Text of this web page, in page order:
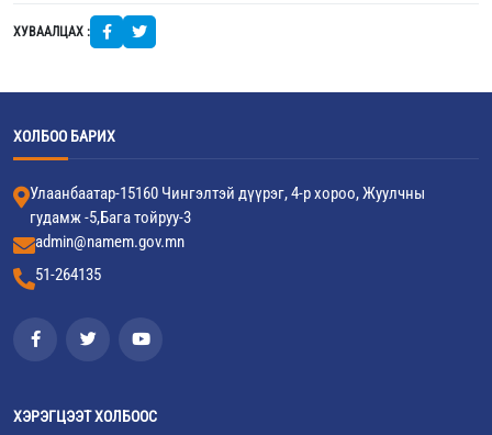
ХУВААЛЦАХ :
ХОЛБОО БАРИХ
Улаанбаатар-15160 Чингэлтэй дүүрэг, 4-р хороо, Жуулчны
гудамж -5,Бага тойруу-3
admin@namem.gov.mn
51-264135
ХЭРЭГЦЭЭТ ХОЛБООС